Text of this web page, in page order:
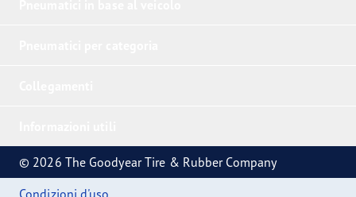
© 2026 The Goodyear Tire & Rubber Company
Condizioni d'uso